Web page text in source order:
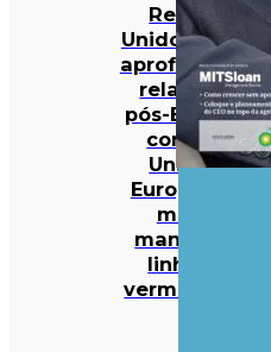
Reino
Unido quer
aprofundar
relação
pós-Brexit
com a
União
Europeia,
mas
mantém
linhas
vermelhas